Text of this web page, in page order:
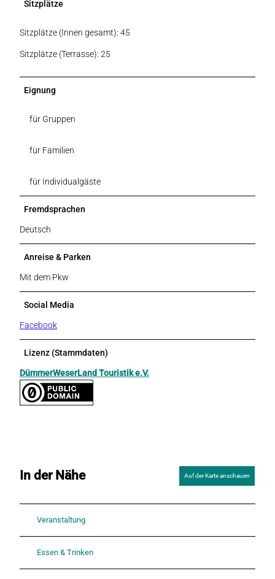
Sitzplätze
Sitzplätze (Innen gesamt): 45
Sitzplätze (Terrasse): 25
Eignung
für Gruppen
für Familien
für Individualgäste
Fremdsprachen
Deutsch
Anreise & Parken
Mit dem Pkw
Social Media
Facebook
Lizenz (Stammdaten)
DümmerWeserLand Touristik e.V.
In der Nähe Auf der Karte anschauen
Veranstaltung
Essen & Trinken